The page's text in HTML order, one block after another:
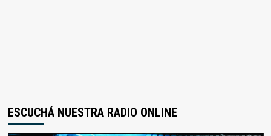
ESCUCHÁ NUESTRA RADIO ONLINE